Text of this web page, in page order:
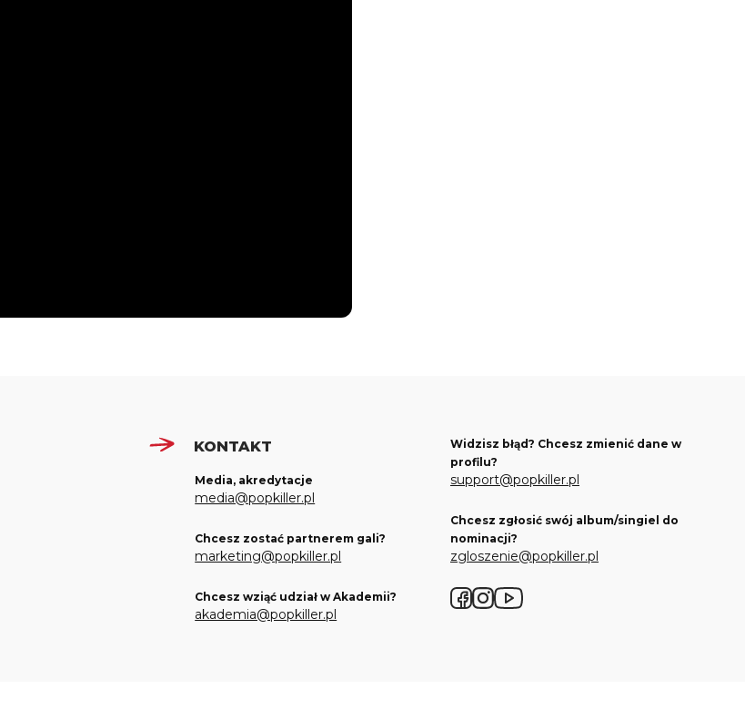
KONTAKT
Media, akredytacje
media@popkiller.pl
Chcesz zostać partnerem gali?
marketing@popkiller.pl
Chcesz wziąć udział w Akademii?
akademia@popkiller.pl
Widzisz błąd? Chcesz zmienić dane w
profilu?
support@popkiller.pl
Chcesz zgłosić swój album/singiel do
nominacji?
zgloszenie@popkiller.pl